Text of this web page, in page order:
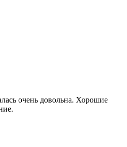
очень довольна. Хорошие